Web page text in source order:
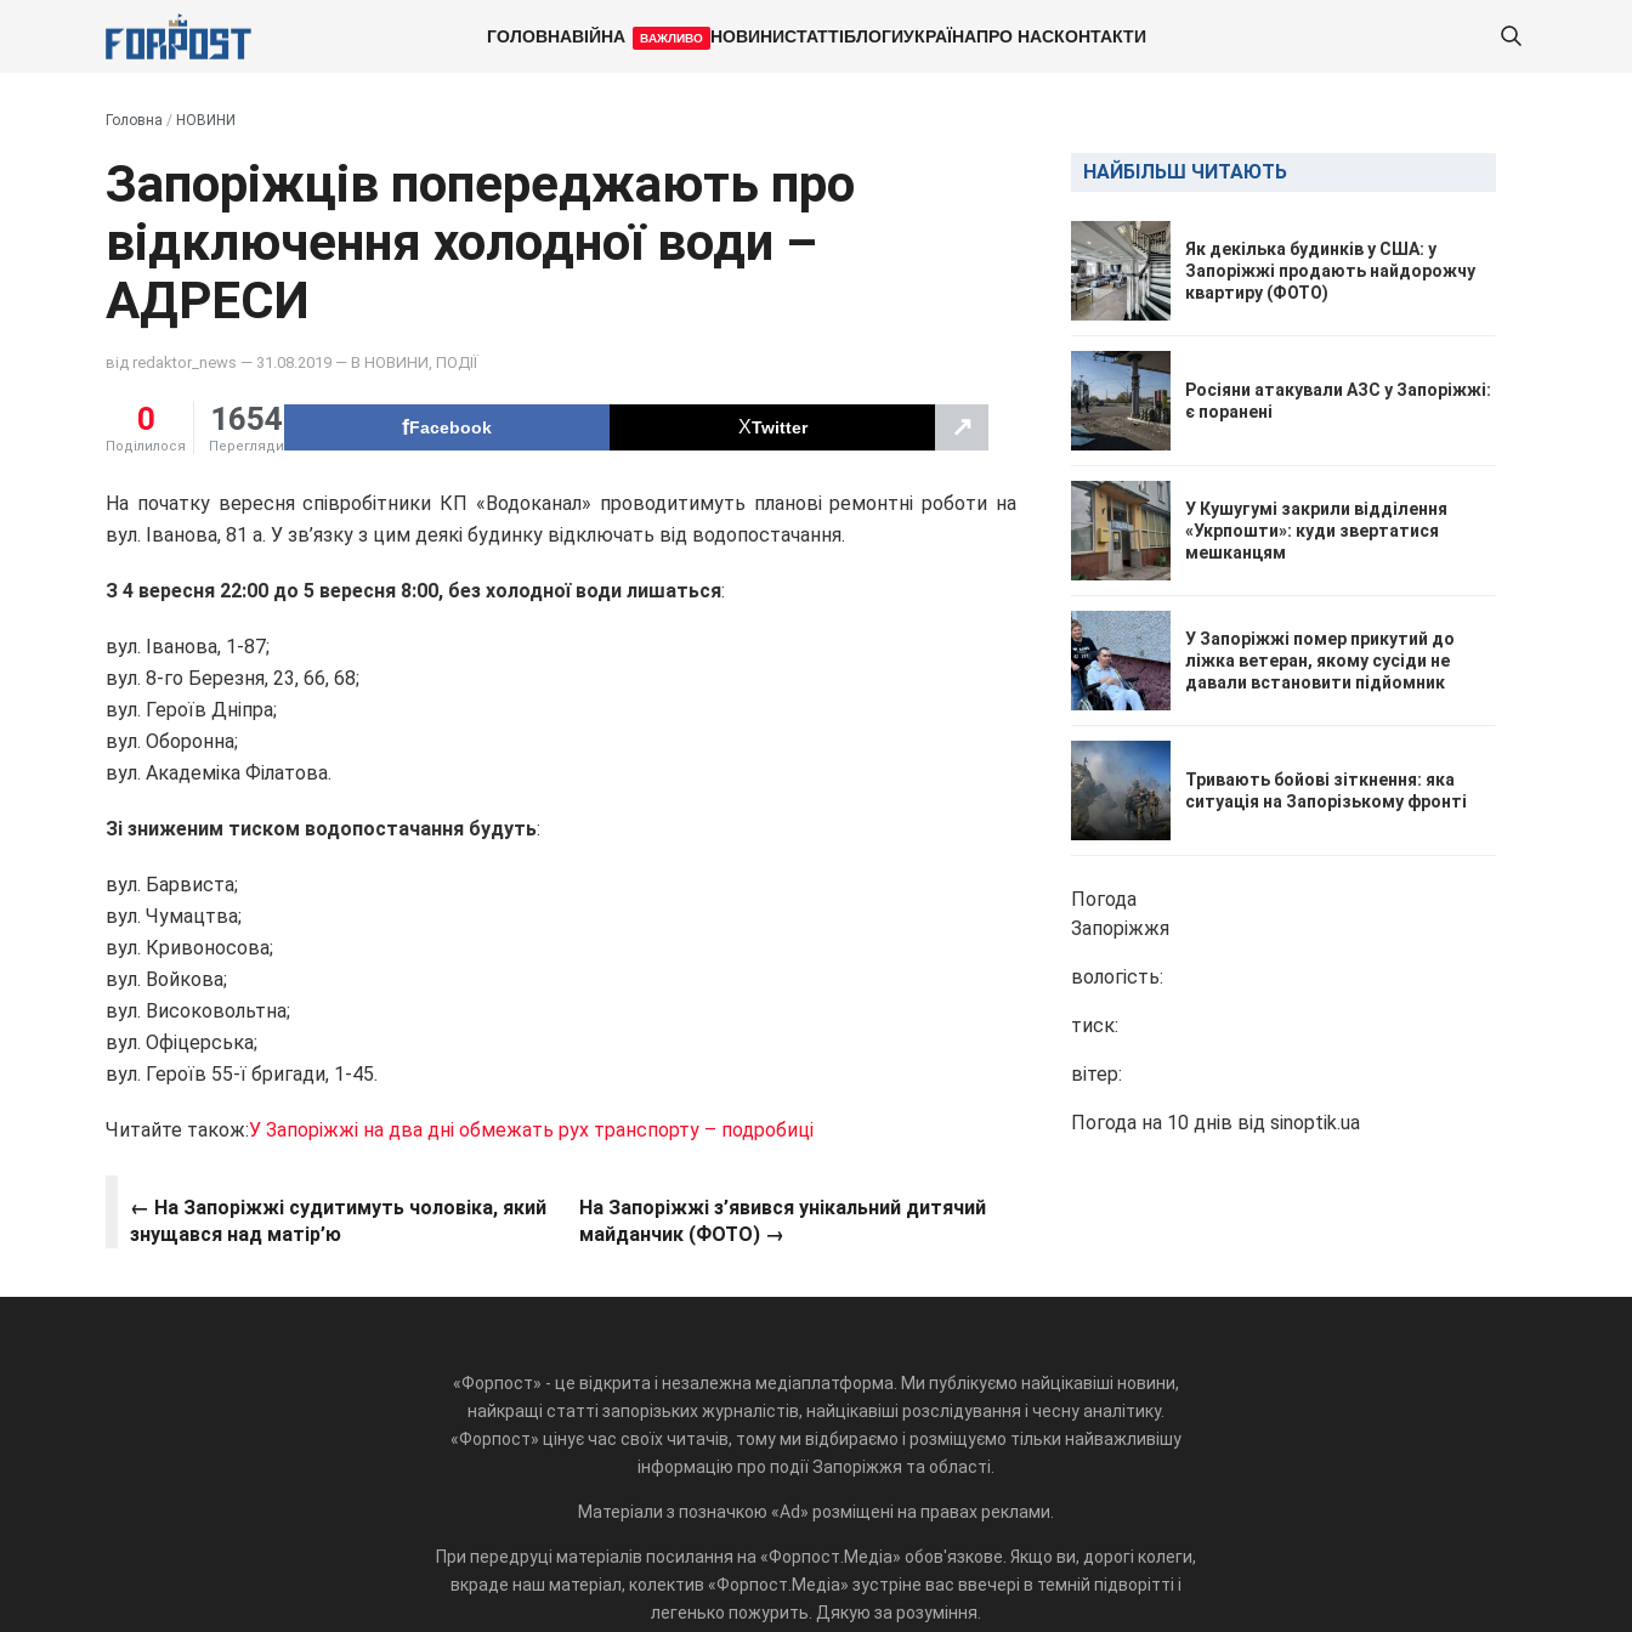
ГОЛОВНАВІЙНА ВАЖЛИВО НОВИНИСТАТТІБЛОГИУКРАЇНАПРО НАСКОНТАКТИ
Головна / НОВИНИ
Запоріжців попереджають про
відключення холодної води –
АДРЕСИ
від redaktor_news — 31.08.2019 — В НОВИНИ ПОДІЇ
0
Поділилося
1654
Перегляди
Facebook Twitter ↗
На початку вересня співробітники КП «Водоканал» проводитимуть планові ремонтні роботи на
вул. Іванова, 81 а. У зв’язку з цим деякі будинку відключать від водопостачання.
З 4 вересня 22:00 до 5 вересня 8:00, без холодної води лишаться:
вул. Іванова, 1-87;
вул. 8-го Березня, 23, 66, 68;
вул. Героїв Дніпра;
вул. Оборонна;
вул. Академіка Філатова.
Зі зниженим тиском водопостачання будуть:
вул. Барвиста;
вул. Чумацтва;
вул. Кривоносова;
вул. Войкова;
вул. Високовольтна;
вул. Офіцерська;
вул. Героїв 55-ї бригади, 1-45.
Читайте також:У Запоріжжі на два дні обмежать рух транспорту – подробиці
← На Запоріжжі судитимуть чоловіка, який
знущався над матір’ю
На Запоріжжі з’явився унікальний дитячий
майданчик (ФОТО) →
НАЙБІЛЬШ ЧИТАЮТЬ
Як декілька будинків у США: у
Запоріжжі продають найдорожчу
квартиру (ФОТО)
Росіяни атакували АЗС у Запоріжжі:
є поранені
У Кушугумі закрили відділення
«Укрпошти»: куди звертатися
мешканцям
У Запоріжжі помер прикутий до
ліжка ветеран, якому сусіди не
давали встановити підйомник
Тривають бойові зіткнення: яка
ситуація на Запорізькому фронті
Погода
Запоріжжя
вологість:
тиск:
вітер:
Погода на 10 днів від sinoptik.ua
«Форпост» - це відкрита і незалежна медіаплатформа. Ми публікуємо найцікавіші новини,
найкращі статті запорізьких журналістів, найцікавіші розслідування і чесну аналітику.
«Форпост» цінує час своїх читачів, тому ми відбираємо і розміщуємо тільки найважливішу
інформацію про події Запоріжжя та області.
Матеріали з позначкою «Ad» розміщені на правах реклами.
При передруці матеріалів посилання на «Форпост.Медіа» обов'язкове. Якщо ви, дорогі колеги,
вкраде наш матеріал, колектив «Форпост.Медіа» зустріне вас ввечері в темній підворітті і
легенько пожурить. Дякую за розуміння.